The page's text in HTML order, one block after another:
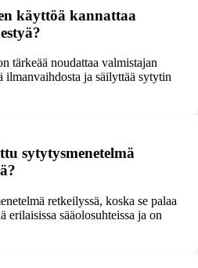
käyttöä kannattaa
tärkeää noudattaa valmistajan
ilmanvaihdosta ja säilyttää sytytin
sytytysmenetelmä
retkeilyssä, koska se palaa
erilaisissa sääolosuhteissa ja on